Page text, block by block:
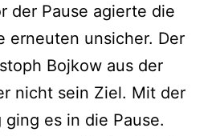
der Pause agierte die
erneuten unsicher. Der
Bojkow aus der
nicht sein Ziel. Mit der
es in die Pause.